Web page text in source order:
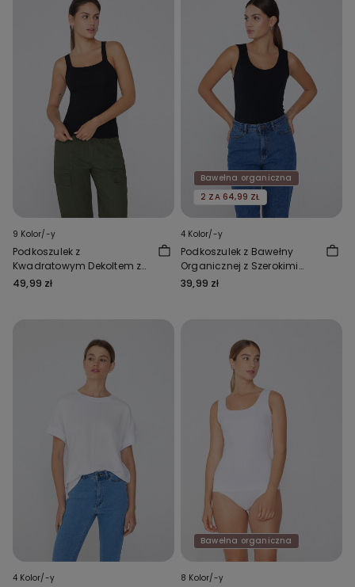
9 Kolor/-y
Podkoszulek z
Kwadratowym Dekoltem z
Prążkowanej Bawełny
49,99 zł
Bawełna organiczna
2 ZA 64,99 ZŁ
4 Kolor/-y
Podkoszulek z Bawełny
Organicznej z Szerokimi
Ramiączkami i
39,99 zł
4 Kolor/-y
Bawełna organiczna
8 Kolor/-y